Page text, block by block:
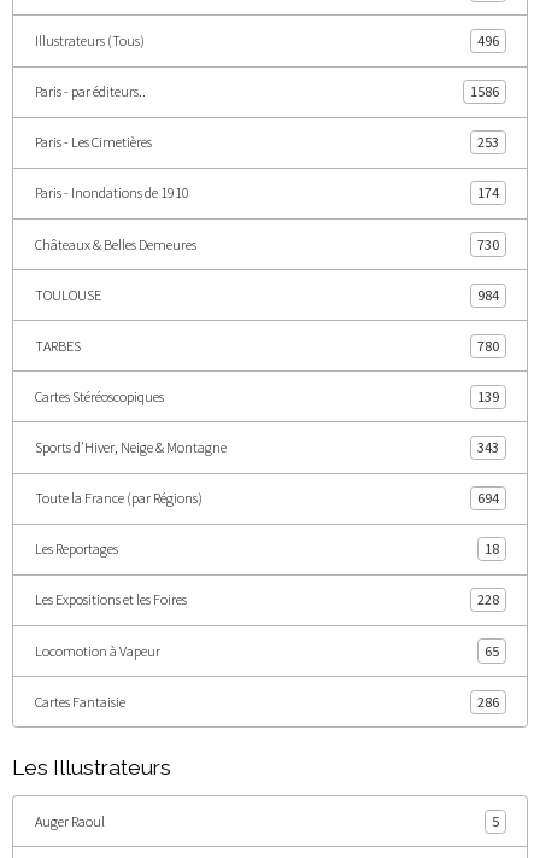
Illustrateurs (Tous) 496
Paris - par éditeurs.. 1586
Paris - Les Cimetières 253
Paris - Inondations de 1910 174
Châteaux & Belles Demeures 730
TOULOUSE 984
TARBES 780
Cartes Stéréoscopiques 139
Sports d'Hiver, Neige & Montagne 343
Toute la France (par Régions) 694
Les Reportages 18
Les Expositions et les Foires 228
Locomotion à Vapeur 65
Cartes Fantaisie 286
Les Illustrateurs
Auger Raoul 5